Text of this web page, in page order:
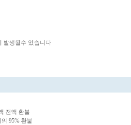
발생될수 있습니다
전액 환불
95% 환불